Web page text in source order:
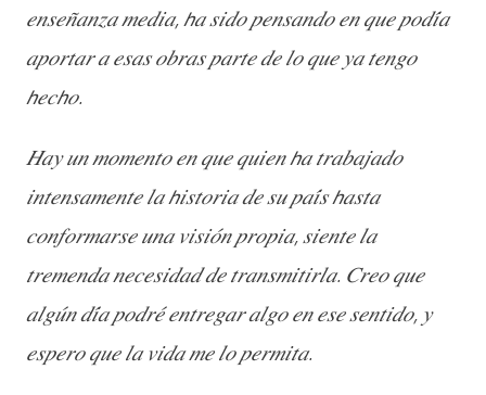
𝑒𝑛𝑠𝑒𝑛̃𝑎𝑛𝑧𝑎 𝑚𝑒𝑑𝑖𝑎, 𝘩𝑎 𝑠𝑖𝑑𝑜 𝑝𝑒𝑛𝑠𝑎𝑛𝑑𝑜 𝑒𝑛 𝑞𝑢𝑒 𝑝𝑜𝑑𝑖́𝑎
𝑎𝑝𝑜𝑟𝑡𝑎𝑟 𝑎 𝑒𝑠𝑎𝑠 𝑜𝑏𝑟𝑎𝑠 𝑝𝑎𝑟𝑡𝑒 𝑑𝑒 𝑙𝑜 𝑞𝑢𝑒 𝑦𝑎 𝑡𝑒𝑛𝑔𝑜
𝘩𝑒𝑐𝘩𝑜.
𝐻𝑎𝑦 𝑢𝑛 𝑚𝑜𝑚𝑒𝑛𝑡𝑜 𝑒𝑛 𝑞𝑢𝑒 𝑞𝑢𝑖𝑒𝑛 𝘩𝑎 𝑡𝑟𝑎𝑏𝑎𝑗𝑎𝑑𝑜
𝑖𝑛𝑡𝑒𝑛𝑠𝑎𝑚𝑒𝑛𝑡𝑒 𝑙𝑎 𝘩𝑖𝑠𝑡𝑜𝑟𝑖𝑎 𝑑𝑒 𝑠𝑢 𝑝𝑎𝑖́𝑠 𝘩𝑎𝑠𝑡𝑎
𝑐𝑜𝑛𝑓𝑜𝑟𝑚𝑎𝑟𝑠𝑒 𝑢𝑛𝑎 𝑣𝑖𝑠𝑖𝑜́𝑛 𝑝𝑟𝑜𝑝𝑖𝑎, 𝑠𝑖𝑒𝑛𝑡𝑒 𝑙𝑎
𝑡𝑟𝑒𝑚𝑒𝑛𝑑𝑎 𝑛𝑒𝑐𝑒𝑠𝑖𝑑𝑎𝑑 𝑑𝑒 𝑡𝑟𝑎𝑛𝑠𝑚𝑖𝑡𝑖𝑟𝑙𝑎. 𝐶𝑟𝑒𝑜 𝑞𝑢𝑒
𝑎𝑙𝑔𝑢́𝑛 𝑑𝑖́𝑎 𝑝𝑜𝑑𝑟𝑒́ 𝑒𝑛𝑡𝑟𝑒𝑔𝑎𝑟 𝑎𝑙𝑔𝑜 𝑒𝑛 𝑒𝑠𝑒 𝑠𝑒𝑛𝑡𝑖𝑑𝑜, 𝑦
𝑒𝑠𝑝𝑒𝑟𝑜 𝑞𝑢𝑒 𝑙𝑎 𝑣𝑖𝑑𝑎 𝑚𝑒 𝑙𝑜 𝑝𝑒𝑟𝑚𝑖𝑡𝑎.